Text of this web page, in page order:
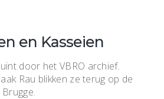
en Kasseien
door het VBRO archief.
Rau blikken ze terug op de